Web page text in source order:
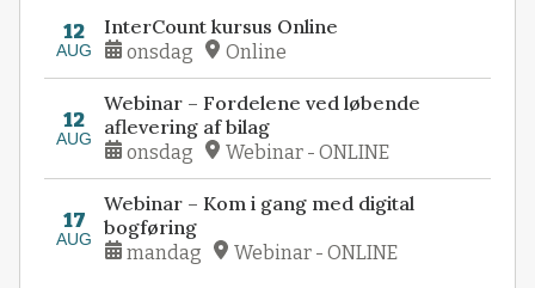
12
AUG
InterCount kursus Online
onsdag Online
12
AUG
Webinar – Fordelene ved løbende
aflevering af bilag
onsdag Webinar - ONLINE
17
AUG
Webinar – Kom i gang med digital
bogføring
mandag Webinar - ONLINE